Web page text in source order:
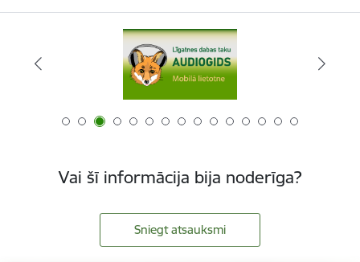
Vai šī informācija bija noderīga?
Sniegt atsauksmi